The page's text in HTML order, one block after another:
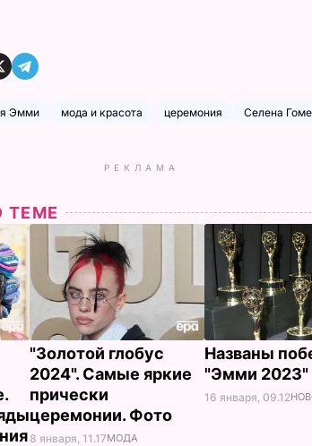
Эмми мода и красота церемония
Селена
РЕКЛАМА
ТЕМЕ
"Золотой глобус
2024". Самые яркие
прически
церемонии. Фото
8 января, 11.17МОДА
Названы
"Эмми 2023"
16 января, 09.12